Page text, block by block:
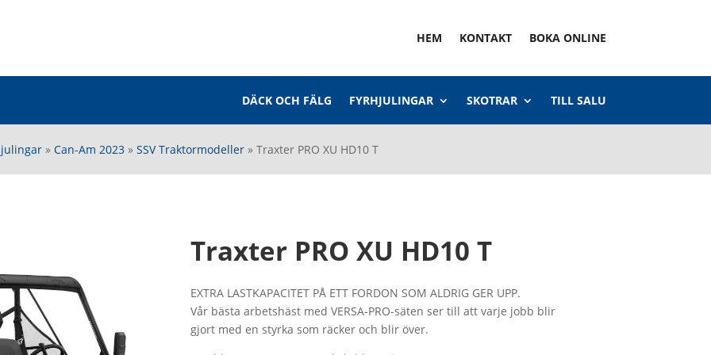
HEM KONTAKT BOKA ONLINE
DÄCK OCH FÄLG FYRHJULINGAR SKOTRAR TILL SALU
» Can-Am 2023» SSV Traktormodeller» Traxter PRO XU HD10 T
Traxter PRO XU HD10 T
EXTRA LASTKAPACITET PÅ ETT FORDON SOM ALDRIG GER UPP.
Vår bästa arbetshäst med VERSA-PRO-säten ser till att varje jobb blir
gjort med en styrka som räcker och blir över.